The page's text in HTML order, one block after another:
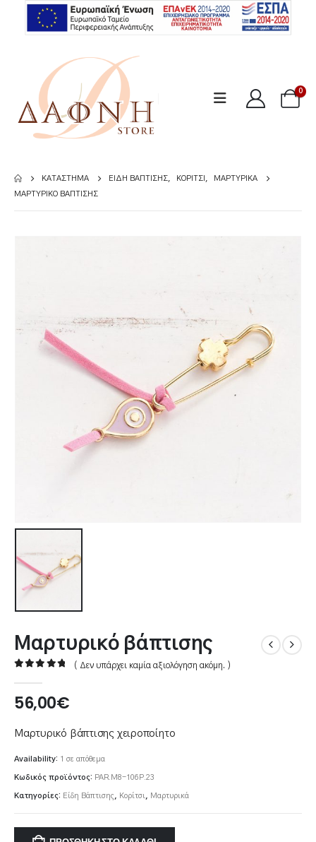
0
ΚΑΤΆΣΤΗΜΑ ΕΊΔΗ ΒΆΠΤΙΣΗΣ ΚΟΡΊΤΣΙ
ΜΑΡΤΥΡΙΚΆ
ΜΑΡΤΥΡΙΚΌ ΒΆΠΤΙΣΗΣ
Μαρτυρικό βάπτισης
( Δεν υπάρχει καμία αξιολόγηση ακόμη. )
56,00€
Μαρτυρικό βάπτισης χειροποίητο
Availability: 1 σε απόθεμα
Κωδικός προϊόντος: PAR.M8-106P.23
Κατηγορίες: Είδη Βάπτισης Κορίτσι Μαρτυρικά